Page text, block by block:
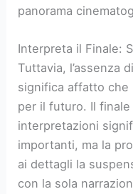
panorama
Interpreta il Finale:
Tuttavia, l’assenza
significa affatto che
per il futuro. Il
interpretazioni
importanti, ma la
ai dettagli la
con la sola